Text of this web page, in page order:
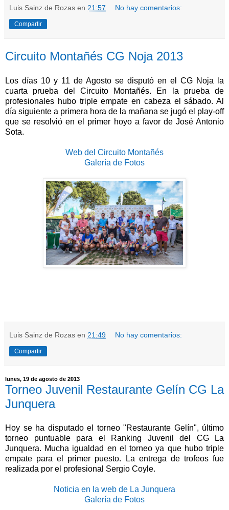
Luis Sainz de Rozas en 21:57 No hay comentarios:
Compartir
Circuito Montañés CG Noja 2013
Los días 10 y 11 de Agosto se disputó en el CG Noja la
cuarta prueba del Circuito Montañés. En la prueba de
profesionales hubo triple empate en cabeza el sábado. Al
día siguiente a primera hora de la mañana se jugó el play-off
que se resolvió en el primer hoyo a favor de José Antonio
Sota.
Web del Circuito Montañés
Galería de Fotos
Luis Sainz de Rozas en 21:49 No hay comentarios:
Compartir
lunes, 19 de agosto de 2013
Torneo Juvenil Restaurante Gelín CG La
Junquera
Hoy se ha disputado el torneo "Restaurante Gelín", último
torneo puntuable para el Ranking Juvenil del CG La
Junquera. Mucha igualdad en el torneo ya que hubo triple
empate para el primer puesto. La entrega de trofeos fue
realizada por el profesional Sergio Coyle.
Noticia en la web de La Junquera
Galería de Fotos